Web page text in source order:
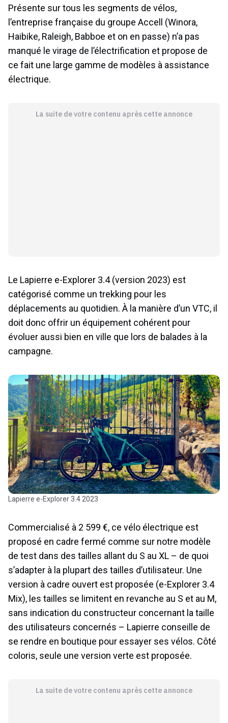
Présente sur tous les segments de vélos,
l’entreprise française du groupe Accell (Winora,
Haibike, Raleigh, Babboe et on en passe) n’a pas
manqué le virage de l’électrification et propose de
ce fait une large gamme de modèles à assistance
électrique.
La suite de votre contenu après cette annonce
Le Lapierre e-Explorer 3.4 (version 2023) est
catégorisé comme un trekking pour les
déplacements au quotidien. À la manière d’un VTC, il
doit donc offrir un équipement cohérent pour
évoluer aussi bien en ville que lors de balades à la
campagne.
Lapierre e-Explorer 3.4 2023
Commercialisé à 2 599 €, ce vélo électrique est
proposé en cadre fermé comme sur notre modèle
de test dans des tailles allant du S au XL – de quoi
s’adapter à la plupart des tailles d’utilisateur. Une
version à cadre ouvert est proposée (e-Explorer 3.4
Mix), les tailles se limitent en revanche au S et au M,
sans indication du constructeur concernant la taille
des utilisateurs concernés – Lapierre conseille de
se rendre en boutique pour essayer ses vélos. Côté
coloris, seule une version verte est proposée.
La suite de votre contenu après cette annonce